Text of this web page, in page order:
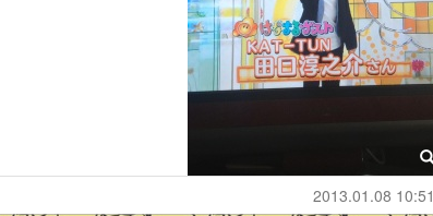
2013.01.08 10:51